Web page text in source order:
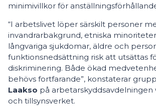
minimivillkor för
“I arbetslivet löper särskilt personer
invandrarbakgrund, etniska
långvariga sjukdomar, äldre och
funktionsnedsättning risk att utsättas
diskriminering. Både ökad
behövs fortfarande”, konstaterar
Laakso på arbetarskyddsavdelningen
och tillsynsverket.